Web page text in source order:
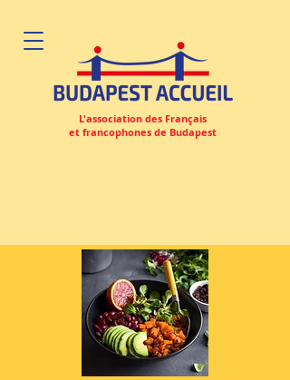
L'association des Français
et francophones de Budapest